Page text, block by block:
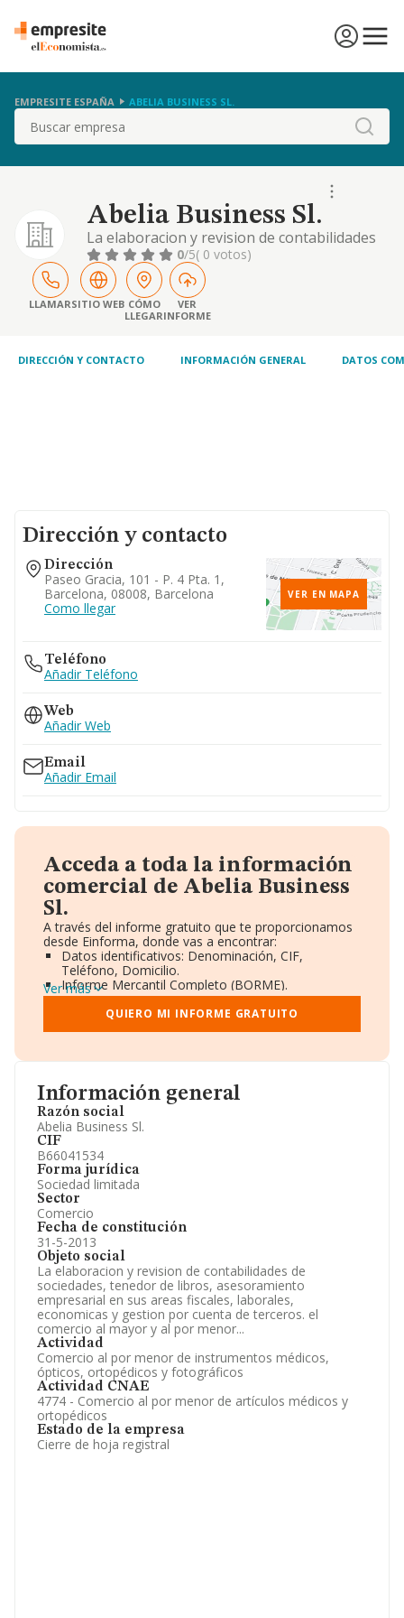
EMPRESITE ESPAÑA ABELIA BUSINESS SL.
Buscar
Abelia Business Sl.
La elaboracion y revision de contabilidades
de sociedades, tenedor de libros,
asesoramiento empresarial en sus areas
fiscales, laborales, economicas y gestion por
cuenta de terceros. el comercio al mayor y al
por menor...
0/5( 0 votos)
LLAMARSITIO WEB CÓMO
LLEGAR
VER
INFORME
DIRECCIÓN Y CONTACTO INFORMACIÓN GENERAL DATOS
Información general
Razón social
Abelia Business Sl.
CIF
B66041534
Forma jurídica
Sociedad limitada
Sector
Comercio
Fecha de constitución
31-5-2013
Objeto social
La elaboracion y revision de contabilidades de
sociedades, tenedor de libros, asesoramiento
empresarial en sus areas fiscales, laborales,
economicas y gestion por cuenta de terceros. el
comercio al mayor y al por menor...
Actividad
Comercio al por menor de instrumentos médicos,
ópticos, ortopédicos y fotográficos
Actividad CNAE
4774 - Comercio al por menor de artículos médicos y
ortopédicos
Estado de la empresa
Cierre de hoja registral
Dirección y contacto
Dirección
Paseo Gracia, 101 - P. 4 Pta. 1,
Barcelona, 08008, Barcelona
Como llegar
VER EN MAPA
Teléfono
Añadir Teléfono
Web
Añadir Web
Email
Añadir Email
Acceda a toda la información
comercial de Abelia Business
Sl.
A través del informe gratuito que te proporcionamos
desde Einforma, donde vas a encontrar:
Datos identificativos: Denominación, CIF,
Teléfono, Domicilio.
Informe Mercantil Completo (BORME).
Gráficos de Evolución Ventas y Empleados.
Consejo de Administración y Administradores.
Directivos y Ejecutivos.
Información oficial y registral complementaria.
Ver más
QUIERO MI INFORME GRATUITO